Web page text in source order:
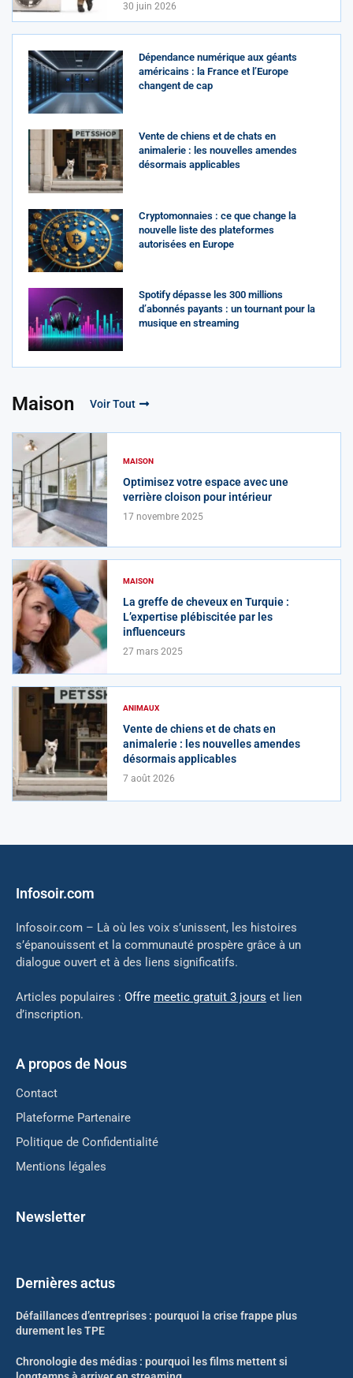
30 juin 2026
Dépendance numérique aux géants
américains : la France et l’Europe
changent de cap
Vente de chiens et de chats en
animalerie : les nouvelles amendes
désormais applicables
Cryptomonnaies : ce que change la
nouvelle liste des plateformes
autorisées en Europe
Spotify dépasse les 300 millions
d’abonnés payants : un tournant pour la
musique en streaming
Maison Voir Tout
MAISON
Optimisez votre espace avec une
verrière cloison pour intérieur
17 novembre 2025
MAISON
La greffe de cheveux en Turquie :
L’expertise plébiscitée par les
influenceurs
27 mars 2025
ANIMAUX
Vente de chiens et de chats en
animalerie : les nouvelles amendes
désormais applicables
7 août 2026
Infosoir.com
Infosoir.com – Là où les voix s’unissent, les histoires
s’épanouissent et la communauté prospère grâce à un
dialogue ouvert et à des liens significatifs.
Articles populaires : Offre meetic gratuit 3 jours et lien
d’inscription.
A propos de Nous
Contact
Plateforme Partenaire
Politique de Confidentialité
Mentions légales
Newsletter
Dernières actus
Défaillances d’entreprises : pourquoi la crise frappe plus
durement les TPE
Chronologie des médias : pourquoi les films mettent si